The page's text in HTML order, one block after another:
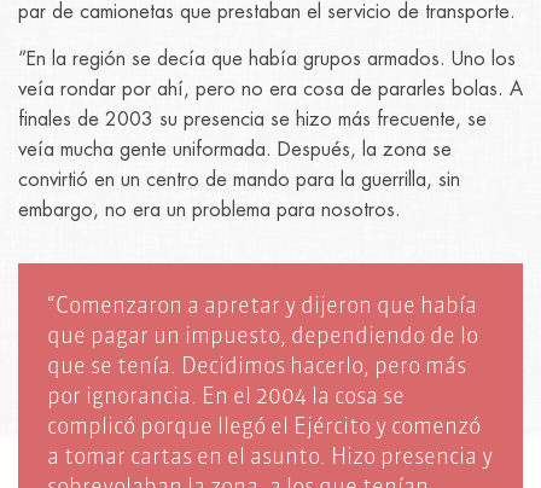
par de camionetas que prestaban el servicio de transporte.
“En la región se decía que había grupos armados. Uno los
veía rondar por ahí, pero no era cosa de pararles bolas. A
finales de 2003 su presencia se hizo más frecuente, se
veía mucha gente uniformada. Después, la zona se
convirtió en un centro de mando para la guerrilla, sin
embargo, no era un problema para nosotros.
“Comenzaron a apretar y dijeron que había
que pagar un impuesto, dependiendo de lo
que se tenía. Decidimos hacerlo, pero más
por ignorancia. En el 2004 la cosa se
complicó porque llegó el Ejército y comenzó
a tomar cartas en el asunto. Hizo presencia y